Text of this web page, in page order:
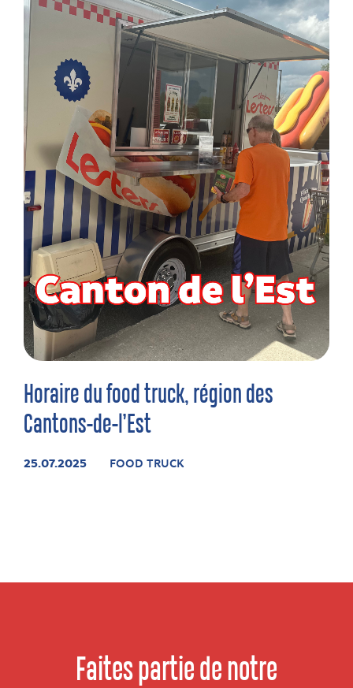
Horaire du food truck, région des
Cantons-de-l’Est
25.07.2025 FOOD TRUCK
Faites partie de notre